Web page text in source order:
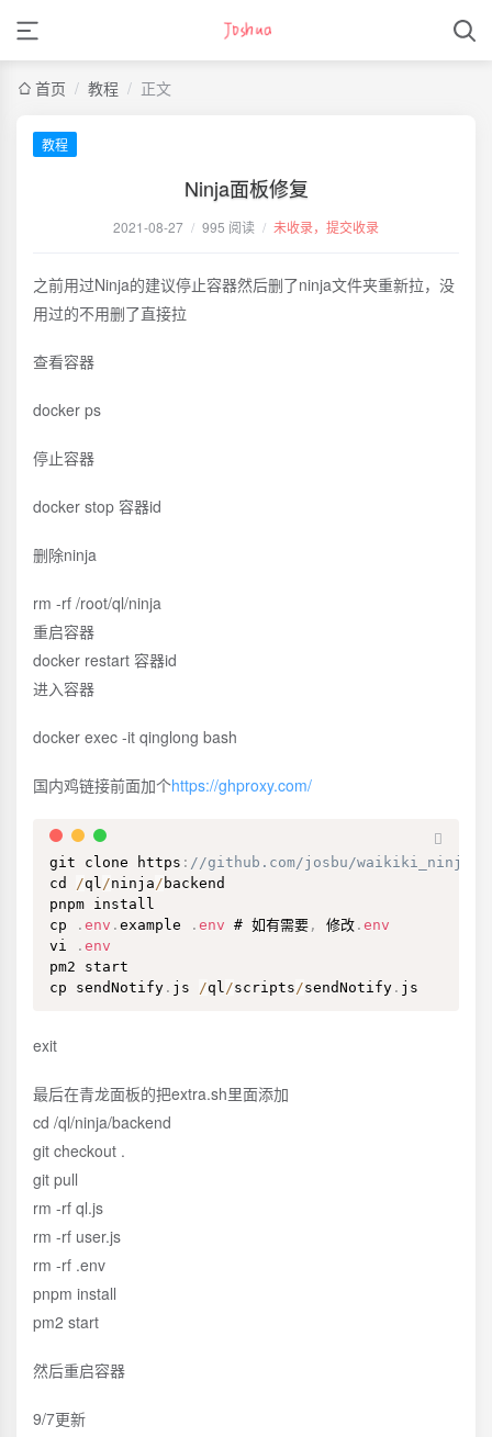
首页 / 教程 / 正文
教程
Ninja面板修复
2021-08-27 / 995 阅读 / 未收录，提交收录
之前用过Ninja的建议停止容器然后删了ninja文件夹重新拉，没
用过的不用删了直接拉
查看容器
docker ps
停止容器
docker stop 容器id
删除ninja
rm -rf /root/ql/ninja
重启容器
docker restart 容器id
进入容器
docker exec -it qinglong bash
国内鸡链接前面加个https://ghproxy.com/
git clone https : //github.com/josbu/
cd /ql/ninja/ backend
pnpm install
cp
. env . example . env # 如有需要 , 修改 . env
vi
. env
pm2 start
cp sendNotify . js /ql/scripts/sendNotify . js
exit
最后在青龙面板的把extra.sh里面添加
cd /ql/ninja/backend
git checkout .
git pull
rm -rf ql.js
rm -rf user.js
rm -rf .env
pnpm install
pm2 start
然后重启容器
9/7更新